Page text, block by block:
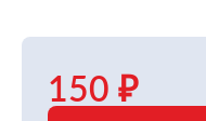
150 ₽